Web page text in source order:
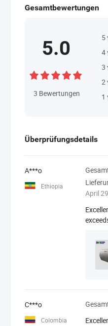
Gesamtbewertungen
5.0
3 Bewertungen
5
4
3
2
1
Überprüfungsdetails
A***o
Ethiopia
April
C***o
Colombia